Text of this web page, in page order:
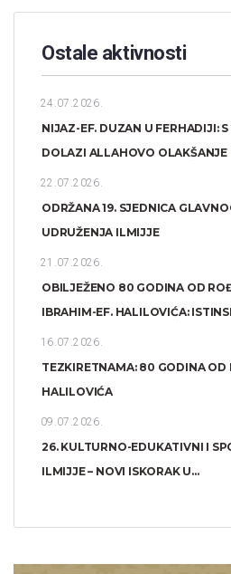
Ostale aktivnosti
24.07.2026.
NIJAZ-EF. DUZAN U FERHADIJI:
DOLAZI ALLAHOVO OLAKŠANJE
22.07.2026.
ODRŽANA 19. SJEDNICA
UDRUŽENJA ILMIJJE
21.07.2026.
OBILJEŽENO 80 GODINA OD
IBRAHIM-EF. HALILOVIĆA:
16.07.2026.
TEZKIRETNAMA: 80 GODINA OD
HALILOVIĆA
09.07.2026.
26. KULTURNO-EDUKATIVNI I
ILMIJJE – NOVI ISKORAK U...